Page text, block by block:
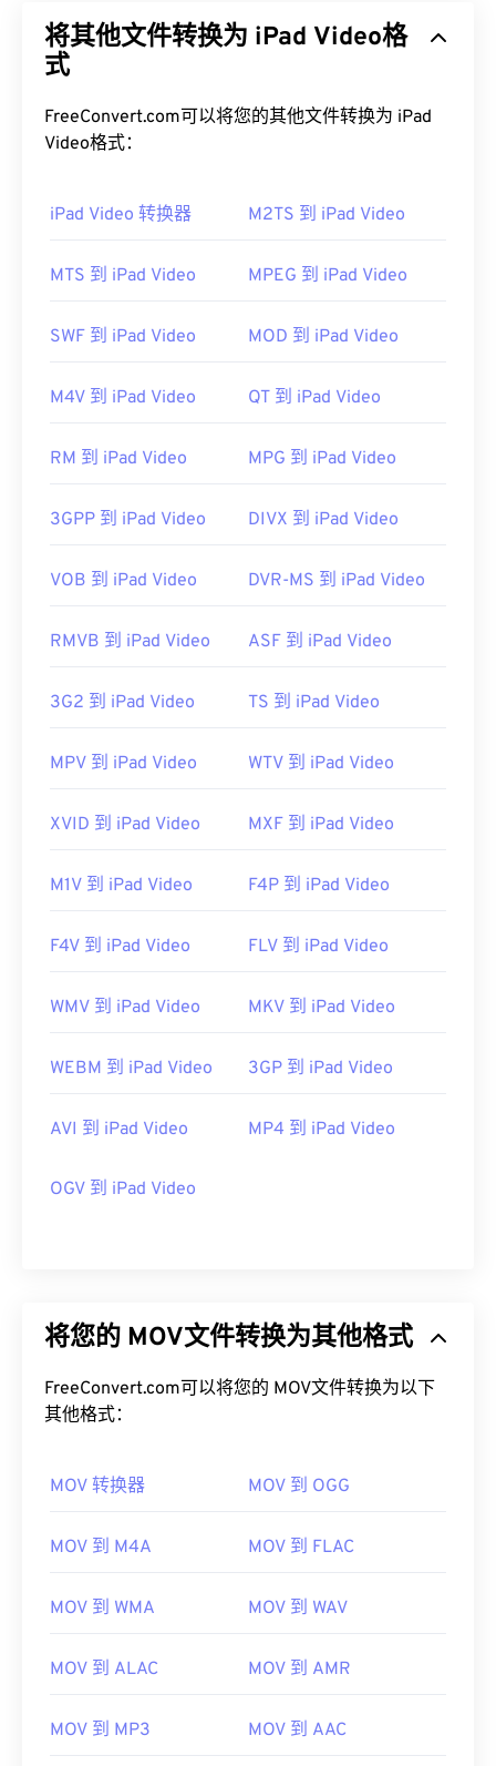
媒体文件保存到用户设备而闻名。其显著特点之一是
将数据存储在电影“
如何打开 MOV 文件？
MOV 文件的版本为 2.0 或更早版本，则可以使用
法打开。如果无法使用 QuickTime 打开 MOV 文件，
台，包括移动设备。
们是 AutoCAD AutoFlix 和 ROSE Online。这两种文
QuickTime 中打开。
开发者：
有用的链接：
https://developer.apple.com/library/archive/
将其他文件转换为 iPad Video格
式
FreeConvert.com可以将您的其他文件转换为 iPad
Video格式：
iPad Video 转换器 M2TS 到 iPad Video
MTS 到 iPad Video MPEG 到 iPad Video
SWF 到 iPad Video MOD 到 iPad Video
M4V 到 iPad Video QT 到 iPad Video
RM 到 iPad Video MPG 到 iPad Video
3GPP 到 iPad Video DIVX 到 iPad Video
VOB 到 iPad Video DVR-MS 到 iPad Video
RMVB 到 iPad Video ASF 到 iPad Video
3G2 到 iPad Video TS 到 iPad Video
MPV 到 iPad Video WTV 到 iPad Video
XVID 到 iPad Video MXF 到 iPad Video
M1V 到 iPad Video F4P 到 iPad Video
F4V 到 iPad Video FLV 到 iPad Video
WMV 到 iPad Video MKV 到 iPad Video
WEBM 到 iPad Video 3GP 到 iPad Video
AVI 到 iPad Video MP4 到 iPad Video
OGV 到 iPad Video
将您的 MOV文件转换为其他格式
FreeConvert.com可以将您的 MOV文件转换为以下
其他格式：
MOV 转换器 MOV 到 OGG
MOV 到 M4A MOV 到 FLAC
MOV 到 WMA MOV 到 WAV
MOV 到 ALAC MOV 到 AMR
MOV 到 MP3 MOV 到 AAC